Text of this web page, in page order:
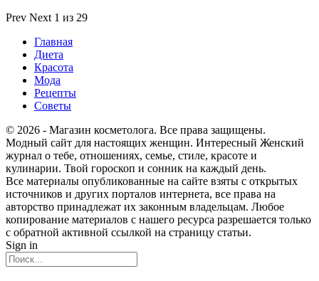
Prev Next 1 из 29
Главная
Диета
Красота
Мода
Рецепты
Советы
© 2026 - Магазин косметолога. Все права защищены.
Модный сайт для настоящих женщин. Интересный Женский
журнал о тебе, отношениях, семье, стиле, красоте и
кулинарии. Твой гороскоп и сонник на каждый день.
Все материалы опубликованные на сайте взяты с открытых
источников и других порталов интернета, все права на
авторство принадлежат их законным владельцам. Любое
копирование материалов с нашего ресурса разрешается только
с обратной активной ссылкой на страницу статьи.
Sign in